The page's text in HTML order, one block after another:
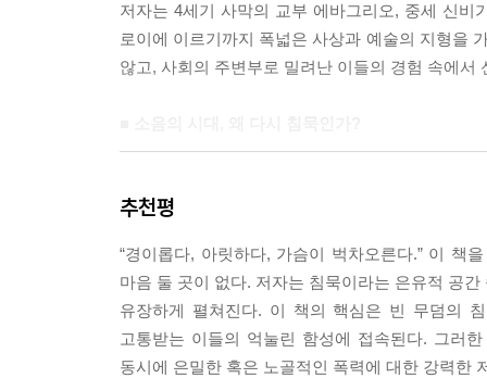
해자들은 이내 분노를 터뜨리며 자신의 범행을 부
고 요란하며 태연자약한 가해자들의 말과 극명한
학살 이후 공동체 전체가 짊어져 온 트라우마를 침
도 한다. 혐오와 편견, 분열의 언어가 무기처럼
하고, 억압에 저항하며, 주체성을 되찾을 다른 방
지가 필요하다. 그렇다면 침묵은 폭력적인 언어에
--- pp.208-209
그러나 더 가까이 들여다보고 귀를 기울이면, 침
저자는 4세기 사막의 교부 에바그리오, 중세 신
로이에 이르기까지 폭넓은 사상과 예술의 지형을
않고, 사회의 주변부로 밀려난 이들의 경험 속에서
기억하기 위해 광장을 메운 얼굴 없는 형상들.
언어를 거부하는 저항의 몸짓이다. 저자는 이를
앞에서 터져 나오는 침묵이고, 우울의 침묵은 상
거부하는 침묵이다. 서로 다른 이 침묵들은 결국
드러난다.
추천평
“경이롭다, 아릿하다, 가슴이 벅차오른다.” 이 책
마음 둘 곳이 없다. 저자는 침묵이라는 은유적 공
유장하게 펼쳐진다. 이 책의 핵심은 빈 무덤의
고통받는 이들의 억눌린 함성에 접속된다. 그러
동시에 은밀한 혹은 노골적인 폭력에 대한 강력한